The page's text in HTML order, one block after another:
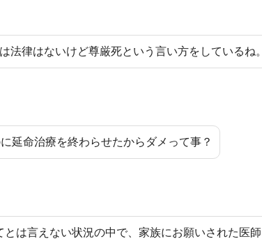
法律はないけど尊厳死という言い方をしているね。
延命治療を終わらせたからダメって事？
は言えない状況の中で、家族にお願いされた医師